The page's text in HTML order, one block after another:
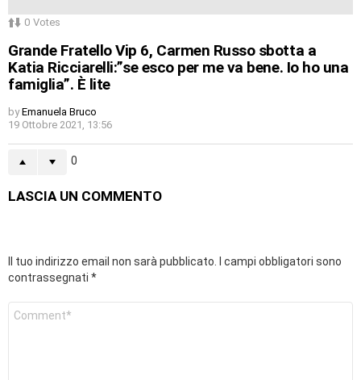
0 Votes
Grande Fratello Vip 6, Carmen Russo sbotta a
Katia Ricciarelli:”se esco per me va bene. Io ho una
famiglia”. È lite
by Emanuela Bruco
19 Ottobre 2021, 13:56
0
LASCIA UN COMMENTO
Il tuo indirizzo email non sarà pubblicato.
I campi obbligatori sono
contrassegnati *
Commento